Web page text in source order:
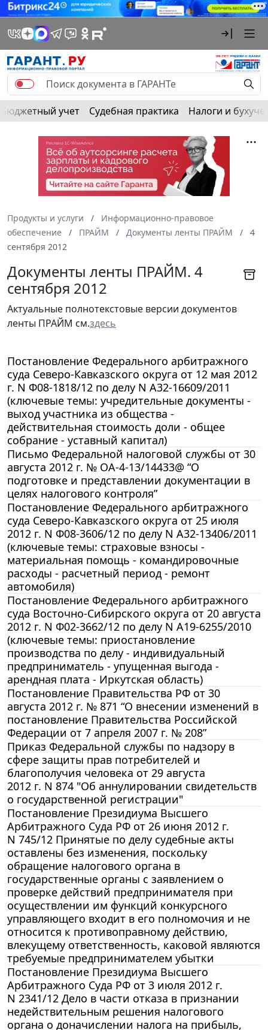
Бюджетный учет Судебная практика Налоги и
Продукты и услуги
Информационно-правовое
обеспечение
ПРАЙМ Документы ленты ПРАЙМ
4
сентября 2012
Документы ленты ПРАЙМ. 4
сентября 2012
Актуальные полнотекстовые версии документов
ленты ПРАЙМ см.здесь
Постановление Федерального арбитражного
суда Северо-Кавказского округа от 12 мая 2012
г. N Ф08-1818/12 по делу N А32-16609/2011
(ключевые темы: учредительные документы -
выход участника из общества -
действительная стоимость доли - общее
собрание - уставный капитал)
Письмо Федеральной налоговой службы от 30
августа 2012 г. № ОА-4-13/14433@ “О
подготовке и представлении документации в
целях налогового контроля”
Постановление Федерального арбитражного
суда Северо-Кавказского округа от 25 июля
2012 г. N Ф08-3606/12 по делу N А32-13406/2011
(ключевые темы: страховые взносы -
материальная помощь - командировочные
расходы - расчетный период - ремонт
автомобиля)
Постановление Федерального арбитражного
суда Восточно-Сибирского округа от 20 августа
2012 г. N Ф02-3662/12 по делу N А19-6255/2010
(ключевые темы: приостановление
производства по делу - индивидуальный
предприниматель - упущенная выгода -
арендная плата - Иркутская область)
Постановление Правительства РФ от 30
августа 2012 г. № 871 “О внесении изменений в
постановление Правительства Российской
Федерации от 7 апреля 2007 г. № 208”
Приказ Федеральной службы по надзору в
сфере защиты прав потребителей и
благополучия человека от 29 августа
2012 г. N 874 "Об аннулировании свидетельств
о государственной регистрации"
Постановление Президиума Высшего
Арбитражного Суда РФ от 26 июня 2012 г.
N 745/12 Принятые по делу судебные акты
оставлены без изменения, поскольку
обращение налогового органа в
государственные органы с заявлением о
проверке действий предпринимателя при
осуществлении им функций конкурсного
управляющего входит в его полномочия и не
относится к противоправному действию,
влекущему ответственность, каковой являются
требуемые предпринимателем убытки
Постановление Президиума Высшего
Арбитражного Суда РФ от 3 июля 2012 г.
N 2341/12 Дело в части отказа в признании
недействительным решения налогового
органа о доначислении налога на прибыль,